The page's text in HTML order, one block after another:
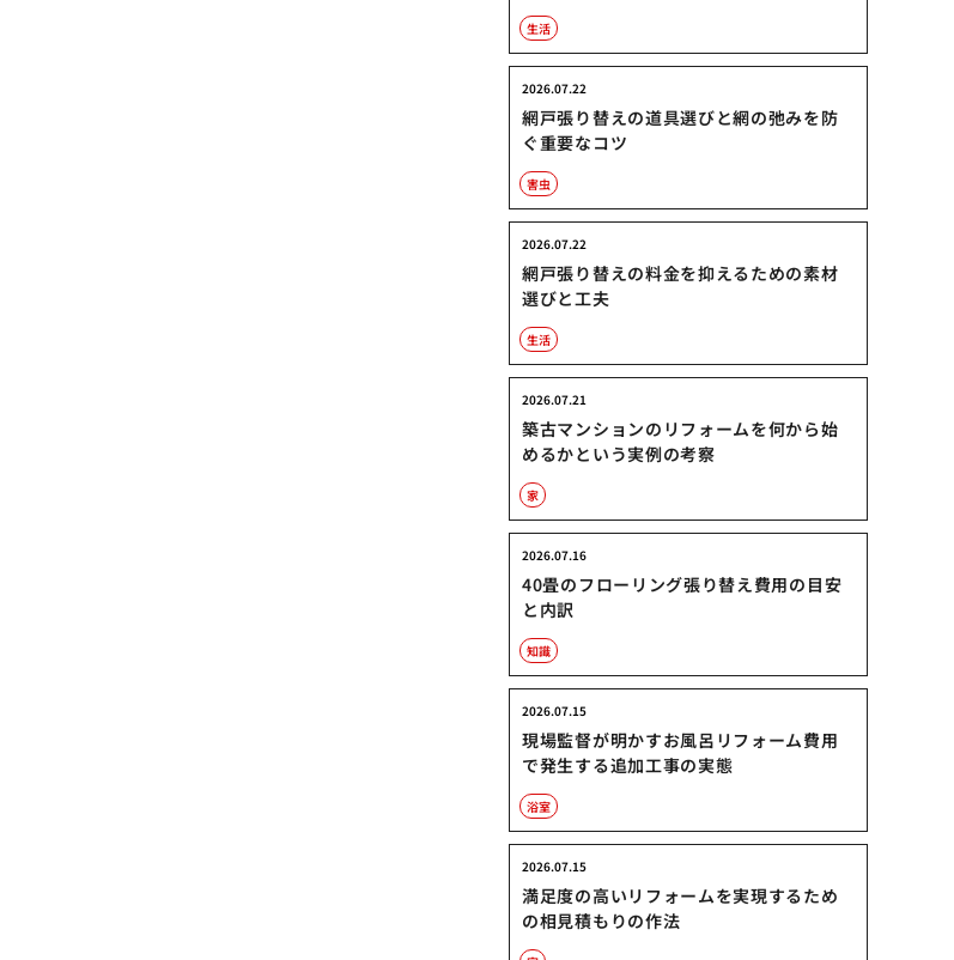
生活
網戸張り替えの道具選びと網の弛みを防
ぐ重要なコツ
2026.07.22
害虫
網戸張り替えの料金を抑えるための素材
選びと工夫
2026.07.22
生活
築古マンションのリフォームを何から始
めるかという実例の考察
2026.07.21
家
40畳のフローリング張り替え費用の目安
と内訳
2026.07.16
知識
現場監督が明かすお風呂リフォーム費用
で発生する追加工事の実態
2026.07.15
浴室
満足度の高いリフォームを実現するため
の相見積もりの作法
2026.07.15